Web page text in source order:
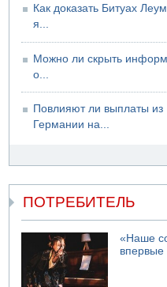
09.08.2026 08:30
Авиакомпания Air Canada
08.08.2026 14:43
Тело мужчины обнаружено
Как доказать Битуах
я...
Можно ли скрыть
о...
Повлияют ли выплаты из
Германии на...
ПОТРЕБИТЕЛЬ
«Наше
впервые